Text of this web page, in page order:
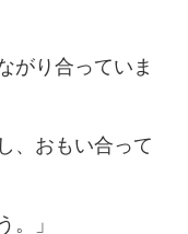
がり合っていま
、おもい合って
。」